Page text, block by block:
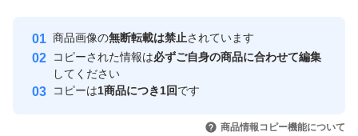
安心取引出品者
心・安全なユーザーです
取引実績
引を完了させた実績があります
商品画像の無断転載は禁止されています
コピーされた情報は必ずご自身の商品に合わせて編集
してください
コピーは1商品につき1回です
商品情報コピー機能について